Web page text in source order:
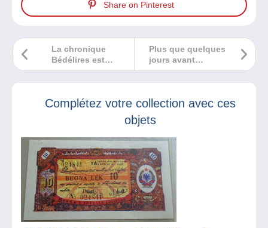
Share on Pinterest
Plus que quelques
jours avant
Timbre-Passion
La chronique
Bédélires est
féministe !
Complétez votre collection avec ces
objets